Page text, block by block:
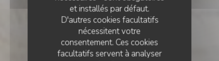
et installés par défaut.
D'autres cookies facultatifs
nécessitent votre
consentement. Ces cookies
facultatifs servent à analyser